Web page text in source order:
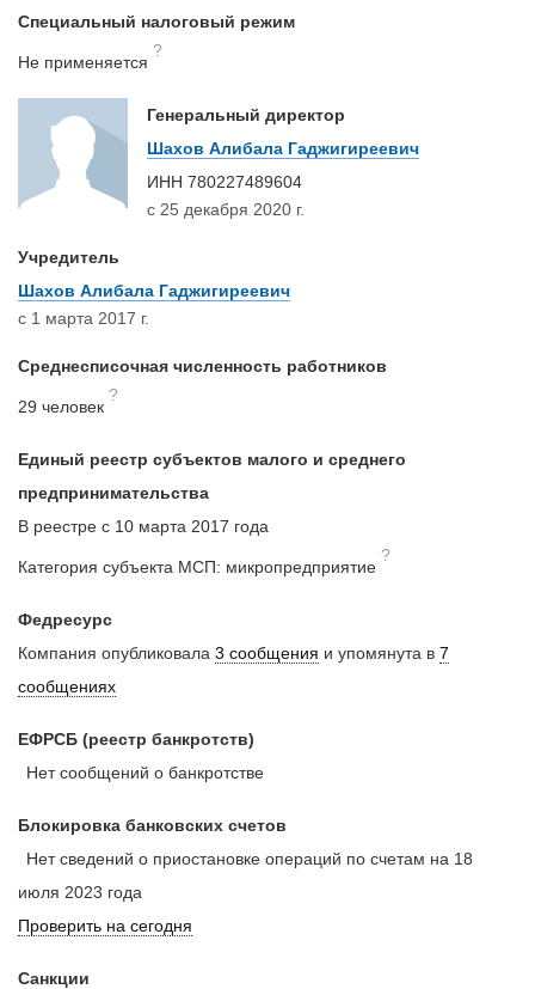
Специальный налоговый режим
Не применяется
?
Генеральный директор
Шахов Алибала Гаджигиреевич
ИНН 780227489604
с 25 декабря 2020 г.
Учредитель
Шахов Алибала Гаджигиреевич
с 1 марта 2017 г.
Среднесписочная численность работников
29 человек
?
Единый реестр субъектов малого и среднего
предпринимательства
В реестре с 10 марта 2017 года
Категория субъекта МСП: микропредприятие
?
Федресурс
Компания опубликовала 3 сообщения и упомянута в 7
сообщениях
ЕФРСБ (реестр банкротств)
Нет сообщений о банкротстве
Блокировка банковских счетов
Нет сведений о приостановке операций по счетам на 18
июля 2023 года
Проверить на сегодня
Санкции